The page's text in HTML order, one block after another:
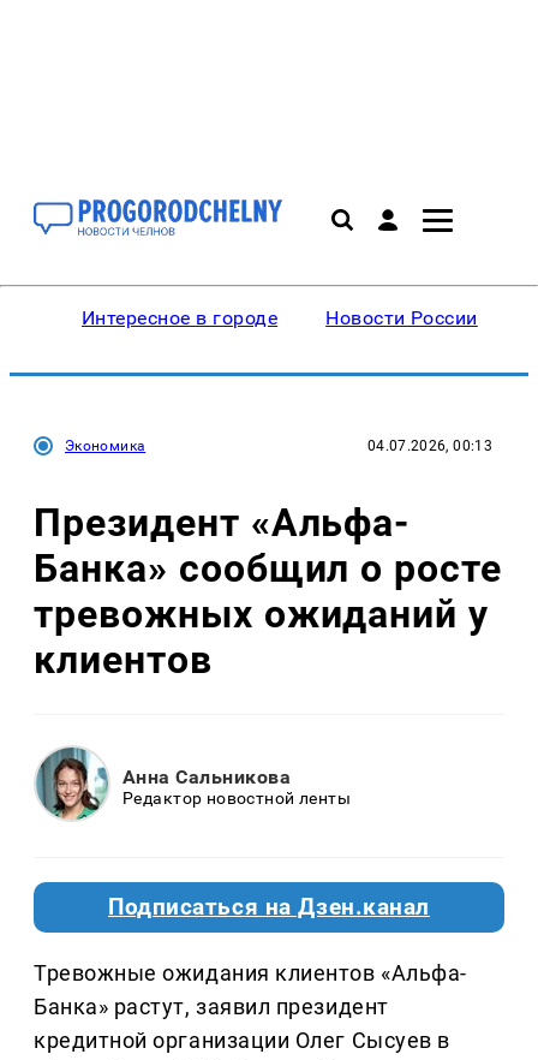
Интересное в городе Новости России
Экономика 04.07.2026, 00:13
Президент «Альфа-
Банка» сообщил о росте
тревожных ожиданий у
клиентов
Анна Сальникова
Редактор новостной ленты
Подписаться на Дзен.канал
Тревожные ожидания клиентов «Альфа-
Банка» растут, заявил президент
кредитной организации Олег Сысуев в